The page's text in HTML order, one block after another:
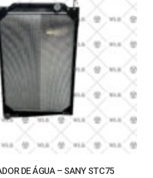
DE ÁGUA – SANY STC75